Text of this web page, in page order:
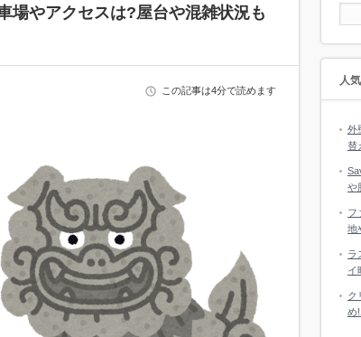
場やアクセスは?屋台や混雑状況も
この記事は4分で読めます
人
外
替
や
フ
地
ラ
イ
ク
め